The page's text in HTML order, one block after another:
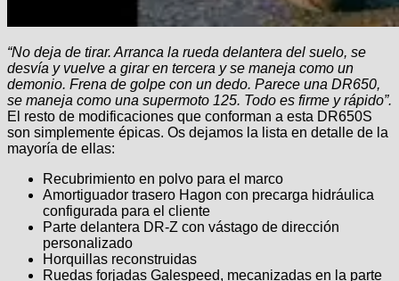
“No deja de tirar. Arranca la rueda delantera del suelo, se
desvía y vuelve a girar en tercera y se maneja como un
demonio. Frena de golpe con un dedo. Parece una DR650,
se maneja como una supermoto 125. Todo es firme y rápido”.
El resto de modificaciones que conforman a esta DR650S
son simplemente épicas. Os dejamos la lista en detalle de la
mayoría de ellas:
Recubrimiento en polvo para el marco
Amortiguador trasero Hagon con precarga hidráulica
configurada para el cliente
Parte delantera DR-Z con vástago de dirección
personalizado
Horquillas reconstruidas
Ruedas forjadas Galespeed, mecanizadas en la parte